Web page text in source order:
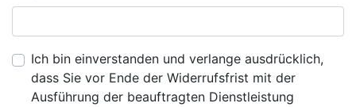
Ich bin einverstanden und verlange ausdrücklich,
dass Sie vor Ende der Widerrufsfrist mit der
Ausführung der beauftragten Dienstleistung